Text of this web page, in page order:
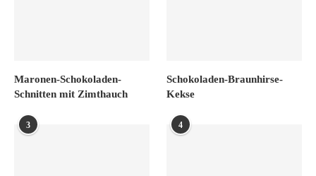
Maronen-Schokoladen-
Schnitten mit Zimthauch
Schokoladen-Braunhirse-
Kekse
3 4